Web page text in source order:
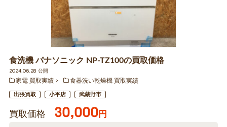
食洗機 パナソニック NP-TZ100の買取価格
2024.06.28 公開
家電 買取実績
食器洗い乾燥機 買取実績
出張買取 小平店 武蔵野市
買取価格 30,000円